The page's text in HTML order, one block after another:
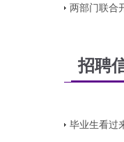
招聘
毕业生看过